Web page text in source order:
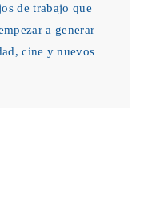
de trabajo que
a generar
cine y nuevos